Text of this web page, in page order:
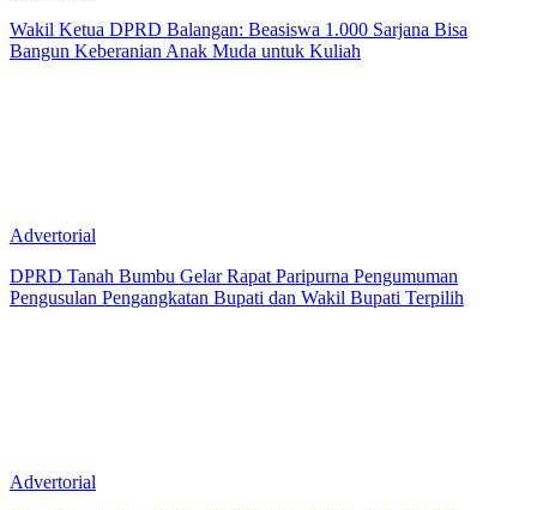
Wakil Ketua DPRD Balangan: Beasiswa 1.000 Sarjana Bisa
Bangun Keberanian Anak Muda untuk Kuliah
Advertorial
DPRD Tanah Bumbu Gelar Rapat Paripurna Pengumuman
Pengusulan Pengangkatan Bupati dan Wakil Bupati Terpilih
Advertorial